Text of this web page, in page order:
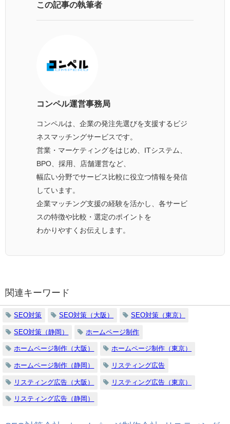
この記事の執筆者
コンペル運営事務局
コンペルは、企業の発注先選びを支援するビジ
ネスマッチングサービスです。
営業・マーケティングをはじめ、ITシステム、
BPO、採用、店舗運営など、
幅広い分野でサービス比較に役立つ情報を発信
しています。
企業マッチング支援の経験を活かし、各サービ
スの特徴や比較・選定のポイントを
わかりやすくお伝えします。
関連キーワード
SEO対策 SEO対策（大阪） SEO対策（東京）
SEO対策（静岡） ホームページ制作
ホームページ制作（大阪） ホームページ制作（東京）
ホームページ制作（静岡） リスティング広告
リスティング広告（大阪） リスティング広告（東京）
リスティング広告（静岡）